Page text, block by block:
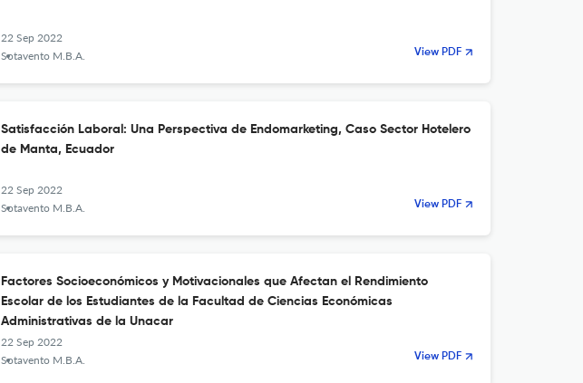
22 Sep 2022
Sotavento M.B.A.
View PDF
Satisfacción Laboral: Una Perspectiva de Endomarketing, Caso Sector Hotelero
de Manta, Ecuador
22 Sep 2022
Sotavento M.B.A.
View PDF
Factores Socioeconómicos y Motivacionales que Afectan el Rendimiento
Escolar de los Estudiantes de la Facultad de Ciencias Económicas
Administrativas de la Unacar
22 Sep 2022
Sotavento M.B.A.
View PDF